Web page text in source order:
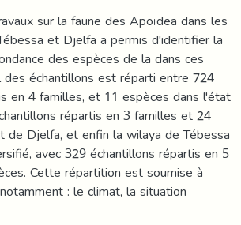
sur la faune des Apoïdea dans les
et Djelfa a permis d'identifier la
des espèces de la dans ces
échantillons est réparti entre 724
en 4 familles, et 11 espèces dans l'état
répartis en 3 familles et 24
de Djelfa, et enfin la wilaya de Tébessa
avec 329 échantillons répartis en 5
Cette répartition est soumise à
: le climat, la situation